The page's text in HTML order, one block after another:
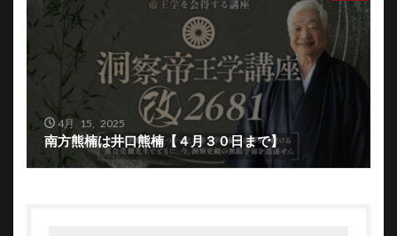
4月 15, 2025
南方熊楠は井口熊楠【４月３０日まで】